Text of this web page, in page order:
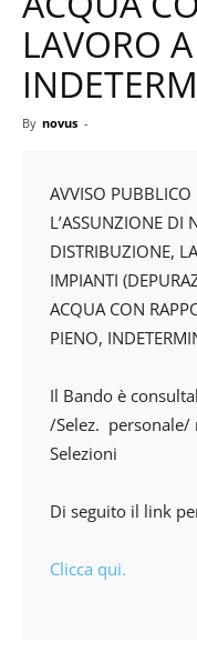
LAVORO
By novus -
AVVISO PUBBLICO
L’ASSUNZIONE DI
DISTRIBUZIONE,
IMPIANTI
ACQUA CON
PIENO,
Il Bando è
/Selez. personale/
Selezioni
Di seguito il link
Clicca qui.